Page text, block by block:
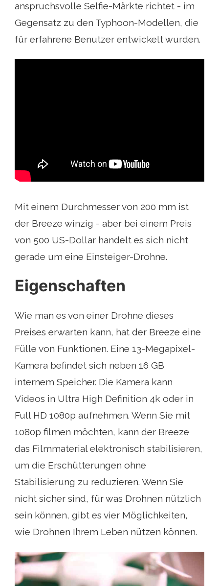
anspruchsvolle Selfie-Märkte richtet - im
Gegensatz zu den Typhoon-Modellen, die
für erfahrene Benutzer entwickelt wurden.
Mit einem Durchmesser von 200 mm ist
der Breeze winzig - aber bei einem Preis
von 500 US-Dollar handelt es sich nicht
gerade um eine Einsteiger-Drohne.
Eigenschaften
Wie man es von einer Drohne dieses
Preises erwarten kann, hat der Breeze eine
Fülle von Funktionen. Eine 13-Megapixel-
Kamera befindet sich neben 16 GB
internem Speicher. Die Kamera kann
Videos in Ultra High Definition 4k oder in
Full HD 1080p aufnehmen. Wenn Sie mit
1080p filmen möchten, kann der Breeze
das Filmmaterial elektronisch stabilisieren,
um die Erschütterungen ohne
Stabilisierung zu reduzieren. Wenn Sie
nicht sicher sind, für was Drohnen nützlich
sein können, gibt es vier Möglichkeiten,
wie Drohnen Ihrem Leben nützen können.